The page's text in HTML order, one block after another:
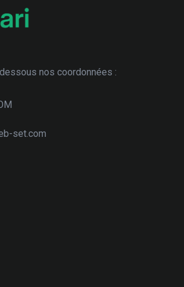
nos coordonnées :
set.com